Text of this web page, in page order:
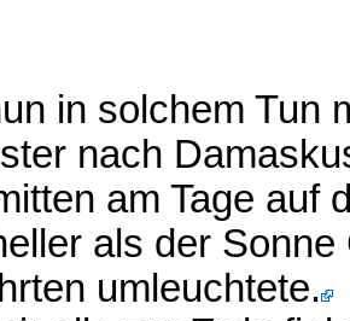
in solchem Tun
nach
am Tage auf
als der
umleuchtete.